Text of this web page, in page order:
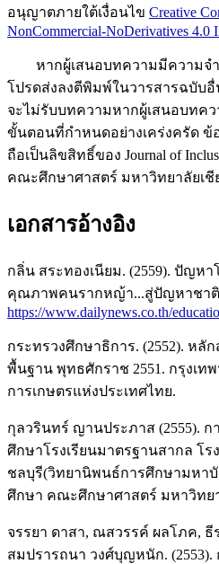
อนุญาตภายใต้เงื่อนไข Creative
NonCommercial-NoDerivatives 4.0
หากผู้เสนอบทความมีความจำ
โปรดส่งลงตีพิมพ์ในวารสารฉบับ
จะไม่รับบทความหากผู้เสนอบทค
ขั้นตอนที่กำหนดอย่างเคร่งครัด ข้
ถือเป็นลิขสิทธิ์ของ Journal of
คณะศึกษาศาสตร์ มหาวิทยาลัยเชี
เอกสารอ้างอิง
กลิ่น สระทองเนียม. (2559). ปัญห
คุณภาพคนรากหญ้า...สู่ปัญหาชาติ.
https://www.dailynews.co.th/
กระทรวงศึกษาธิการ. (2552). ห
พื้นฐาน พุทธศักราช 2551. กรุงเ
การเกษตรแห่งประเทศไทย.
กุลวรินทร์ ญานประภาส (2555).
ศึกษาโรงเรียนมาตรฐานสากล โ
ชลบุรี(วิทยานิพนธ์การศึกษามหา
ศึกษา คณะศึกษาศาสตร์ มหาวิทย
จรรยา ดาสา, ณสวรรค์ ผลโภค, ธี
สมปรารถนา วงศ์บุญหนัก.